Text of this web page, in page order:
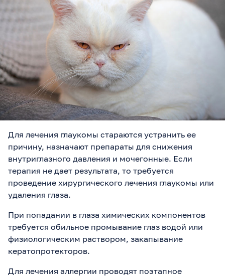
Для лечения глаукомы стараются устранить ее
причину, назначают препараты для снижения
внутриглазного давления и мочегонные. Если
терапия не дает результата, то требуется
проведение хирургического лечения глаукомы или
удаления глаза.
При попадании в глаза химических компонентов
требуется обильное промывание глаз водой или
физиологическим раствором, закапывание
кератопротекторов.
Для лечения аллергии проводят поэтапное